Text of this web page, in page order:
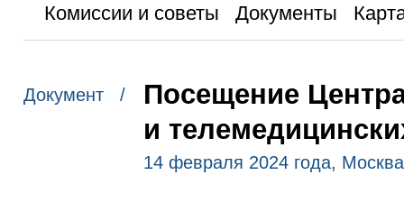
Комиссии и советы
Документы
Документ /
Посещение
и
14 февраля 2024 года, Москва